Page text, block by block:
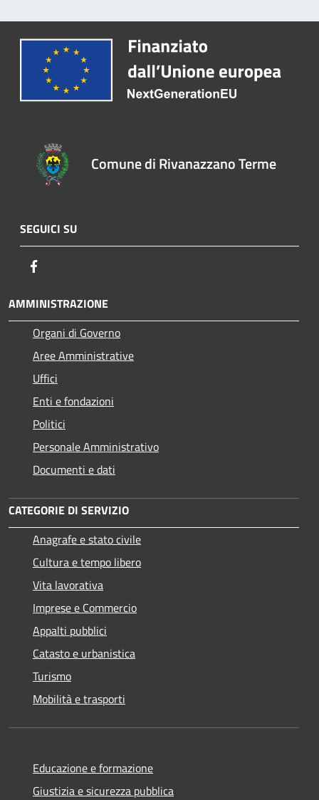
Comune di Rivanazzano Terme
SEGUICI SU
AMMINISTRAZIONE
Organi di Governo
Aree Amministrative
Uffici
Enti e fondazioni
Politici
Personale Amministrativo
Documenti e dati
CATEGORIE DI SERVIZIO
Anagrafe e stato civile
Cultura e tempo libero
Vita lavorativa
Imprese e Commercio
Appalti pubblici
Catasto e urbanistica
Turismo
Mobilità e trasporti
Educazione e formazione
Giustizia e sicurezza pubblica